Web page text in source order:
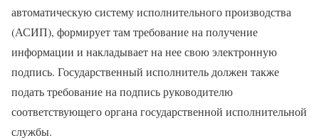
автоматическую систему исполнительного производства
(АСИП), формирует там требование на получение
информации и накладывает на нее свою электронную
подпись. Государственный исполнитель должен также
подать требование на подпись руководителю
соответствующего органа государственной исполнительной
службы.